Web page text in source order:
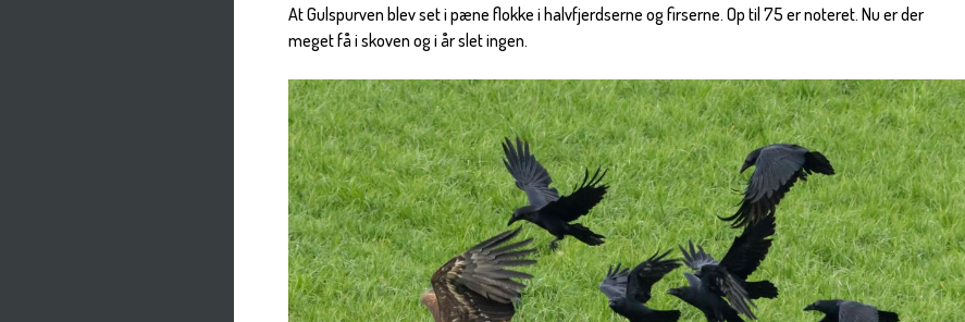
At Gulspurven blev set i pæne flokke i halvfjerdserne og firserne. Op til 75 er noteret. Nu er der
meget få i skoven og i år slet ingen.